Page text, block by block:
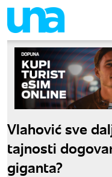
Vlahović sve
tajnosti
giganta?